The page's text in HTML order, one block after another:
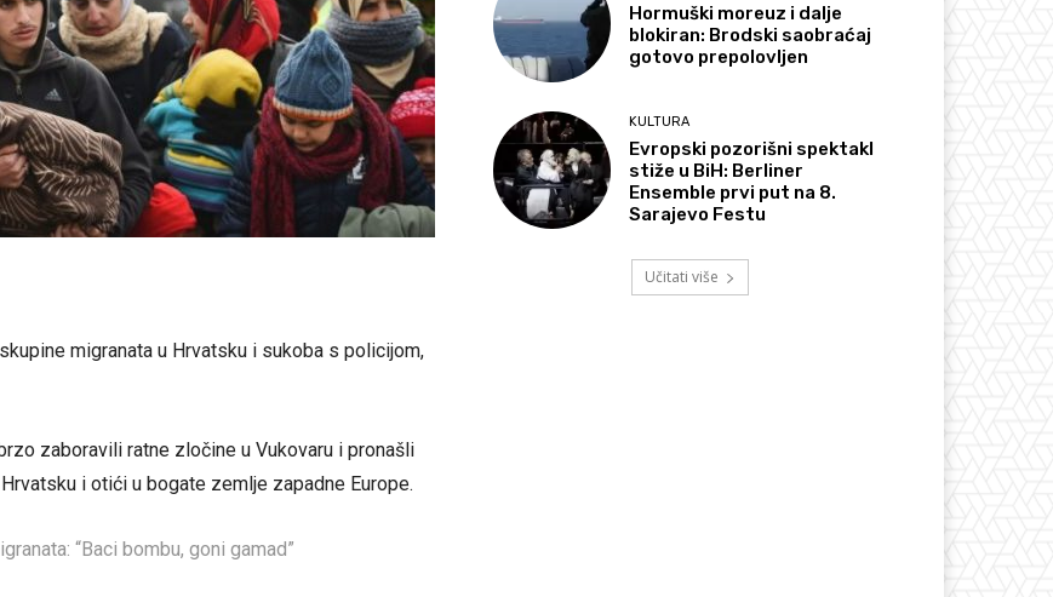
migranata u Hrvatsku i sukoba s policijom,
zaboravili ratne zločine u Vukovaru i pronašli
i otići u bogate zemlje zapadne Europe.
“Baci bombu, goni gamad”
Hormuški moreuz i dalje
blokiran: Brodski saobraćaj
gotovo prepolovljen
KULTURA
Evropski pozorišni spektakl
stiže u BiH: Berliner
Ensemble prvi put na 8.
Sarajevo Festu
Učitati više